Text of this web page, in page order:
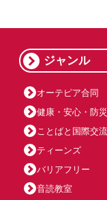
ジャンル
オーテピア合同
健康・安心・防災
ことばと国際交流
ティーンズ
バリアフリー
音読教室